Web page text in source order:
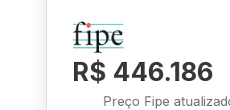
R$ 446.186
Preço Fipe